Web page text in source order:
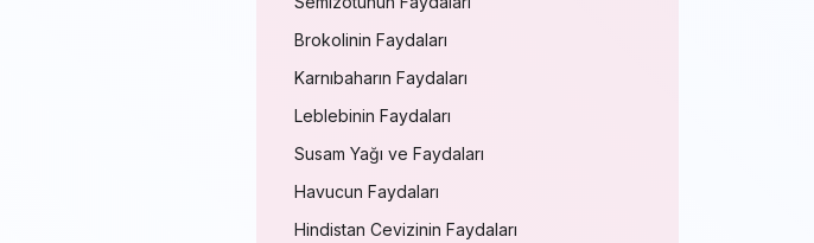
Brokolinin Faydaları
Karnıbaharın Faydaları
Leblebinin Faydaları
Susam Yağı ve Faydaları
Havucun Faydaları
Hindistan Cevizinin Faydaları